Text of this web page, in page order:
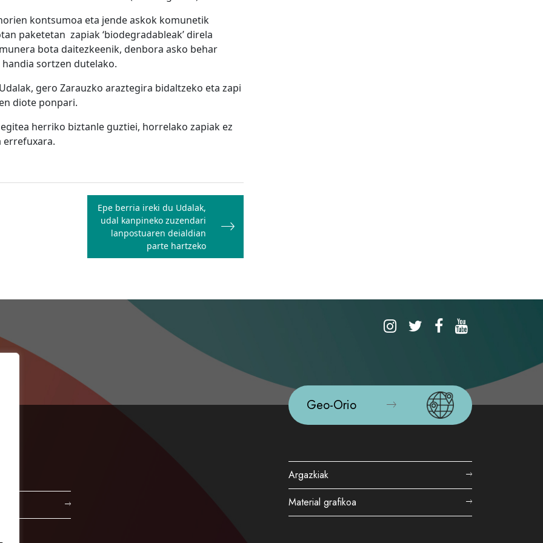
kontsumoa eta jende askok komunetik
paketetan zapiak ‘biodegradableak’ direla
bota daitezkeenik, denbora asko behar
sortzen dutelako.
gero Zarauzko araztegira bidaltzeko eta zapi
diote ponpari.
herriko biztanle guztiei, horrelako zapiak ez
errefuxara.
Epe berria ireki du Udalak,
udal kanpineko zuzendari
lanpostuaren deialdian
parte hartzeko
Geo-Orio
Argazkiak
Material grafikoa